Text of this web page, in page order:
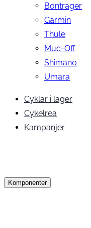
Bontrager
Garmin
Thule
Muc-Off
Shimano
Umara
Cyklar i lager
Cykelrea
Kampanjer
Komponenter